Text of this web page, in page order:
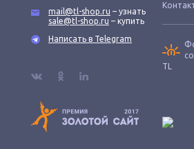
mail@tl-shop.ru – узнать
sale@tl-shop.ru – купить
Написать в Telegram
TL